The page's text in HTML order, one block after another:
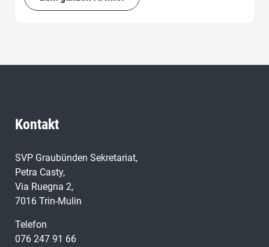
Kontakt
SVP Graubünden Sekretariat,
Petra Casty,
Via Ruegna 2,
7016 Trin-Mulin
Telefon
076 247 91 66